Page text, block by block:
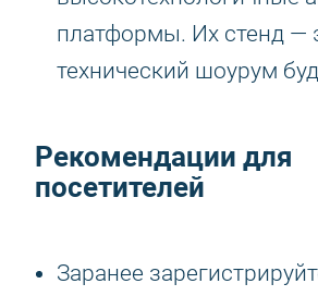
платформы. Их стенд —
технический шоурум
Рекомендации для
посетителей
Заранее